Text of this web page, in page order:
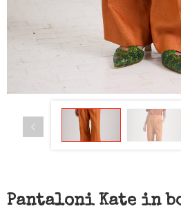
Pantaloni Kate in